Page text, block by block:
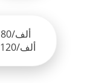
ألف/120 ألف